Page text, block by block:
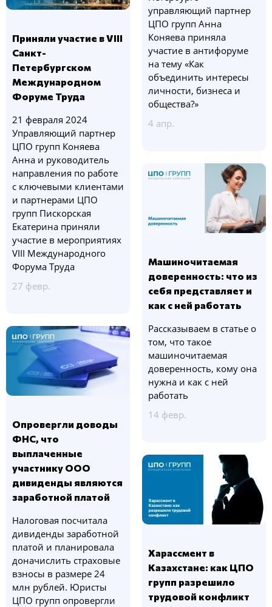
управляющий партнер
ЦПО групп Анна
Коняева приняла
участие в антифоруме
на тему «Как
объединить интересы
личности, бизнеса и
общества?»
4 апр.
Приняли участие в VIII
Санкт-
Петербургском
Международном
Форуме Труда
21 февраля 2024
Управляющий партнер
ЦПО групп Коняева
Анна и руководитель
направления по работе
с ключевыми клиентами
и партнерами ЦПО
групп Пискорская
Екатерина приняли
участие в мероприятиях
VIII Международного
Форума Труда
27 февр.
Машиночитаемая
доверенность: что из
себя представляет и
как с ней работать
Рассказываем в статье о
том, что такое
машиночитаемая
доверенность, кому она
нужна и как с ней
работать
14 февр.
Опровергли доводы
ФНС, что
выплаченные
участнику ООО
дивиденды являются
заработной платой
Налоговая посчитала
дивиденды заработной
платой и планировала
доначислить страховые
взносы в размере 24
млн рублей. Юристы
ЦПО групп опровергли
Харассмент в
Казахстане: как ЦПО
групп разрешило
трудовой конфликт